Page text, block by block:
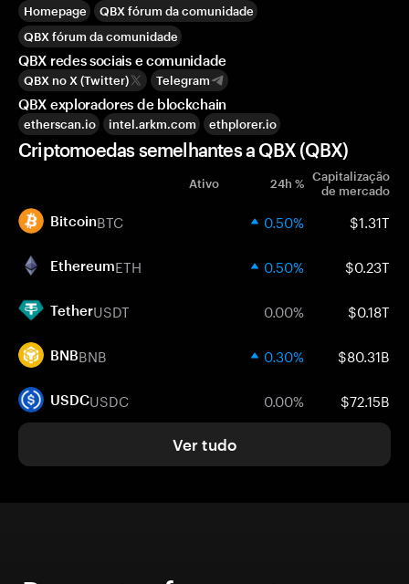
Homepage
QBX fórum da comunidade
QBX fórum da comunidade
QBX redes sociais e comunidade
QBX no X (Twitter) Telegram
QBX exploradores de blockchain
etherscan.io intel.arkm.com ethplorer.io
Criptomoedas semelhantes a QBX (QBX)
Ativo 24h % Capitalização
de mercado
BitcoinBTC 0.50% $1.31T
EthereumETH 0.50% $0.23T
TetherUSDT 0.00% $0.18T
BNBBNB 0.30% $80.31B
USDCUSDC 0.00% $72.15B
Ver tudo